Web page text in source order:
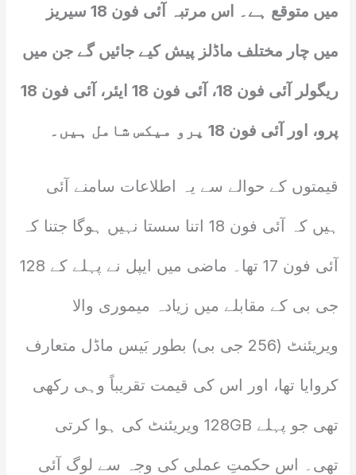
میں متوقع ہے۔ اس مرتبہ آئی فون 18 سیریز
میں چار مختلف ماڈلز پیش کیے جائیں گے جن میں
ریگولر آئی فون 18، آئی فون 18 ایئر، آئی فون 18
پرو، اور آئی فون 18 پرو میکس شامل ہیں۔
قیمتوں کے حوالے سے یہ اطلاعات سامنے آئی
ہیں کہ آئی فون 18 اتنا سستا نہیں ہوگا جتنا کہ
آئی فون 17 تھا۔ ماضی میں ایپل نے پہلے کے 128
جی بی کے مقابلے میں زیادہ میموری والا
ویریئنٹ (256 جی بی) بطور بَیس ماڈل متعارف
کروایا تھا، اور اس کی قیمت تقریباً وہی رکھی
تھی جو پہلے 128GB ویریئنٹ کی ہوا کرتی
تھی۔ اس حکمتِ عملی کی وجہ سے لوگ آئی